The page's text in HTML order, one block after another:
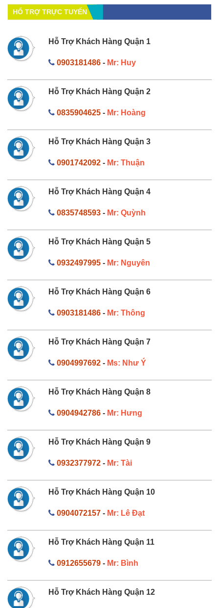
HỔ TRỢ TRỰC TUYẾN
Hỗ Trợ Khách Hàng Quận 1
0903181486- Mr: Huy
Hỗ Trợ Khách Hàng Quận 2
0835904625- Mr: Hoàng
Hỗ Trợ Khách Hàng Quận 3
0901742092- Mr: Thuận
Hỗ Trợ Khách Hàng Quận 4
0835748593- Mr: Quỳnh
Hỗ Trợ Khách Hàng Quận 5
0932497995- Mr: Nguyên
Hỗ Trợ Khách Hàng Quận 6
0903181486- Mr: Thông
Hỗ Trợ Khách Hàng Quận 7
0904997692- Ms: Như Ý
Hỗ Trợ Khách Hàng Quận 8
0904942786- Mr: Hưng
Hỗ Trợ Khách Hàng Quận 9
0932377972- Mr: Tài
Hỗ Trợ Khách Hàng Quận 10
0904072157- Mr: Lê Đạt
Hỗ Trợ Khách Hàng Quận 11
0912655679- Mr: Bình
Hỗ Trợ Khách Hàng Quận 12